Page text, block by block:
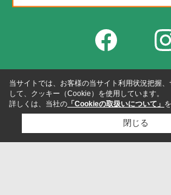
当サイトでは、お客様の当サイト利用状況把握
して、クッキー（Cookie）を使用しています。
詳しくは、当社の 「Cookieの取扱いについて」
閉じる